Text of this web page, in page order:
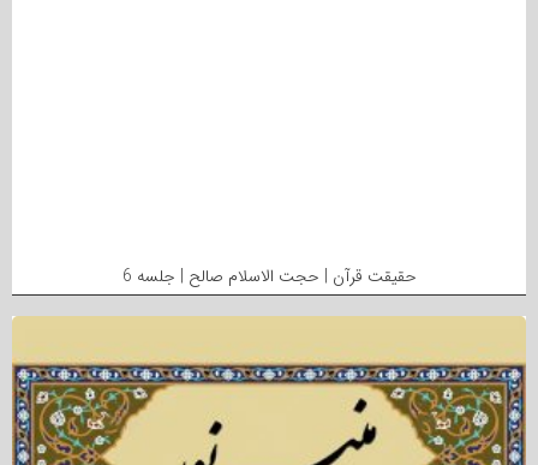
حقیقت قرآن | حجت الاسلام صالح | جلسه 6